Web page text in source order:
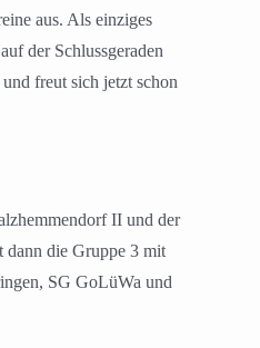
aus. Als einziges
der Schlussgeraden
freut sich jetzt schon
II und der
dann die Gruppe 3 mit
SG GoLüWa und